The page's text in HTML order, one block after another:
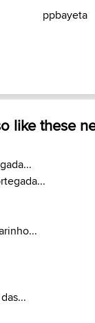
ppbayeta
like these